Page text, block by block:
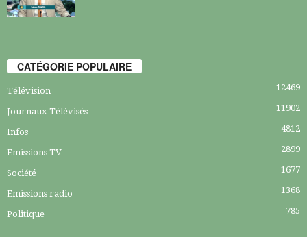
CATÉGORIE POPULAIRE
Télévision 12469
Journaux Télévisés 11902
Infos 4812
Emissions TV 2899
Société 1677
Emissions radio 1368
Politique 785